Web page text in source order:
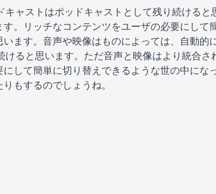
キャストはポッドキャストとして残り続けると
す。リッチなコンテンツをユーザの必要にして
ます。音声や映像はものによっては、自動的
けると思います。ただ音声と映像はより統合
にして簡単に切り替えできるような世の中に
もするのでしょうね。